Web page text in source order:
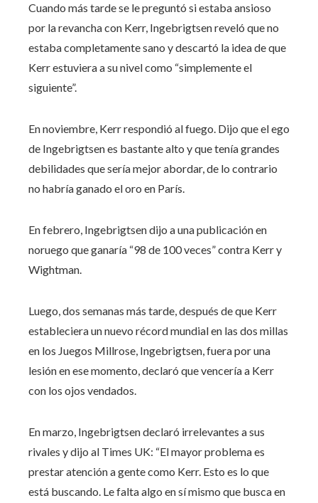
Cuando más tarde se le preguntó si estaba ansioso
por la revancha con Kerr, Ingebrigtsen reveló que no
estaba completamente sano y descartó la idea de que
Kerr estuviera a su nivel como “simplemente el
siguiente”.
En noviembre, Kerr respondió al fuego. Dijo que el ego
de Ingebrigtsen es bastante alto y que tenía grandes
debilidades que sería mejor abordar, de lo contrario
no habría ganado el oro en París.
En febrero, Ingebrigtsen dijo a una publicación en
noruego que ganaría “98 de 100 veces” contra Kerr y
Wightman.
Luego, dos semanas más tarde, después de que Kerr
estableciera un nuevo récord mundial en las dos millas
en los Juegos Millrose, Ingebrigtsen, fuera por una
lesión en ese momento, declaró que vencería a Kerr
con los ojos vendados.
En marzo, Ingebrigtsen declaró irrelevantes a sus
rivales y dijo al Times UK: “El mayor problema es
prestar atención a gente como Kerr. Esto es lo que
está buscando. Le falta algo en sí mismo que busca en